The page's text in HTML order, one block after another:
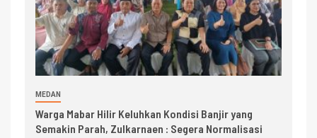
MEDAN
Warga Mabar Hilir Keluhkan Kondisi Banjir yang
Semakin Parah, Zulkarnaen : Segera Normalisasi